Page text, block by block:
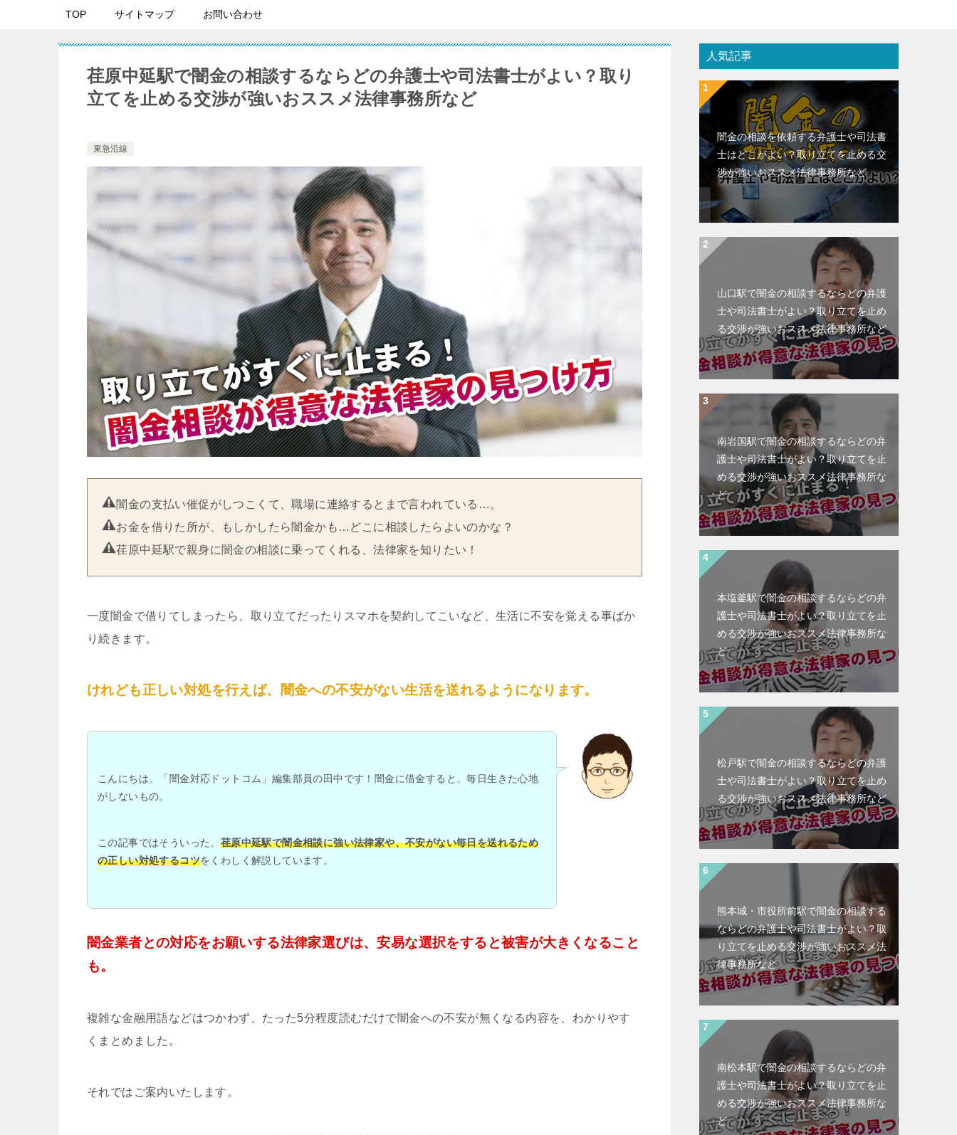
TOP サイトマップ お問い合わせ
荏原中延駅で闇金の相談するならどの弁護士や司法書士がよい？取り
立てを止める交渉が強いおススメ法律事務所など
東急沿線
闇金の支払い催促がしつこくて、職場に連絡するとまで言われている…。
お金を借りた所が、もしかしたら闇金かも…どこに相談したらよいのかな？
荏原中延駅で親身に闇金の相談に乗ってくれる、法律家を知りたい！
一度闇金で借りてしまったら、取り立てだったりスマホを契約してこいなど、生活に不安を覚える事ばか
り続きます。
けれども正しい対処を行えば、闇金への不安がない生活を送れるようになります。
こんにちは。「闇金対応ドットコム」編集部員の田中です！闇金に借金すると、毎日生きた心地
がしないもの。
この記事ではそういった、 荏原中延駅で闇金相談に強い法律家や、不安がない毎日を送れるため
の正しい対処するコツをくわしく解説しています。
闇金業者との対応をお願いする法律家選びは、安易な選択をすると被害が大きくなること
も。
複雑な金融用語などはつかわず、たった5分程度読むだけで闇金への不安が無くなる内容を、わかりやす
くまとめました。
それではご案内いたします。
人気記事
闇金の相談を依頼する弁護士や司法書
士はどこがよい？取り立てを止める交
渉が強いおススメ法律事務所など
山口駅で闇金の相談するならどの弁護
士や司法書士がよい？取り立てを止め
る交渉が強いおススメ法律事務所など
南岩国駅で闇金の相談するならどの弁
護士や司法書士がよい？取り立てを止
める交渉が強いおススメ法律事務所な
ど
本塩釜駅で闇金の相談するならどの弁
護士や司法書士がよい？取り立てを止
める交渉が強いおススメ法律事務所な
ど
松戸駅で闇金の相談するならどの弁護
士や司法書士がよい？取り立てを止め
る交渉が強いおススメ法律事務所など
熊本城・市役所前駅で闇金の相談する
ならどの弁護士や司法書士がよい？取
り立てを止める交渉が強いおススメ法
律事務所など
南松本駅で闇金の相談するならどの弁
護士や司法書士がよい？取り立てを止
める交渉が強いおススメ法律事務所な
ど